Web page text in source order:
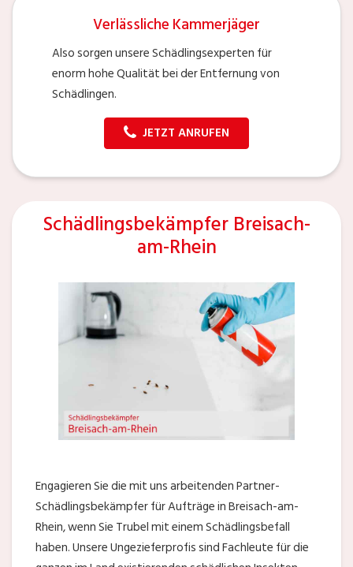
Verlässliche Kammerjäger
Also sorgen unsere Schädlingsexperten für
enorm hohe Qualität bei der Entfernung von
Schädlingen.
JETZT ANRUFEN
Schädlingsbekämpfer Breisach-
am-Rhein
Engagieren Sie die mit uns arbeitenden Partner-
Schädlingsbekämpfer für Aufträge in Breisach-am-
Rhein, wenn Sie Trubel mit einem Schädlingsbefall
haben. Unsere Ungezieferprofis sind Fachleute für die